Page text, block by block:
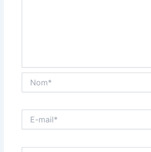
mail*